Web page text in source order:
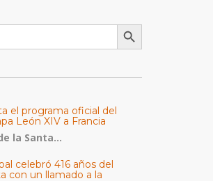
Botón de búsqueda
el programa oficial del
León XIV a Francia
la Santa...
celebró 416 años del
con un llamado a la